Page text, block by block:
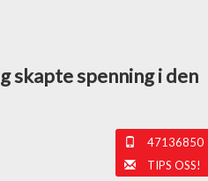
skapte spenning i den
47136850
TIPS OSS!